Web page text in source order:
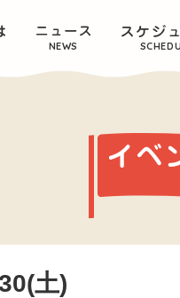
NEWS
土)